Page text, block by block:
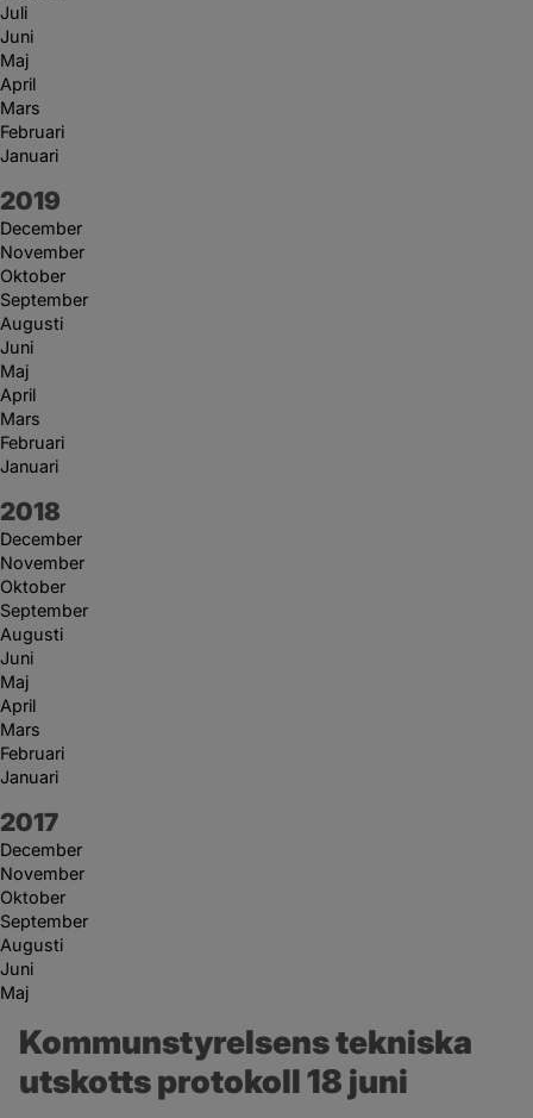
Juli
Juni
Maj
April
Mars
Februari
Januari
År:
2019
December
November
Oktober
September
Augusti
Juni
Maj
April
Mars
Februari
Januari
År:
2018
December
November
Oktober
September
Augusti
Juni
Maj
April
Mars
Februari
Januari
År:
2017
December
November
Oktober
September
Augusti
Juni
Maj
Kommunstyrelsens tekniska
utskotts protokoll 18 juni